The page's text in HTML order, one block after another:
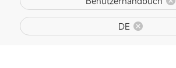
DE